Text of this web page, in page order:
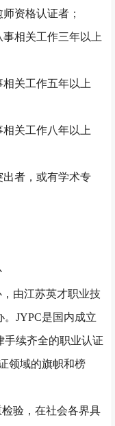
资格认证者；
相关工作三年以上
关工作五年以上
关工作八年以上
者，或有学术专
由江苏英才职业技
。JYPC是国内成立
手续齐全的职业认证
领域的旗帜和榜
验，在社会各界具